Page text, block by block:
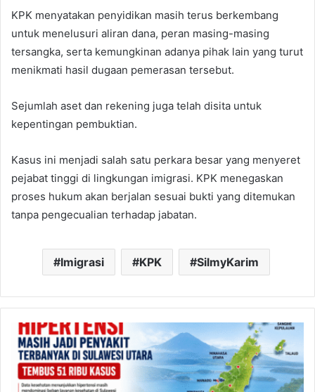
KPK menyatakan penyidikan masih terus berkembang
untuk menelusuri aliran dana, peran masing-masing
tersangka, serta kemungkinan adanya pihak lain yang turut
menikmati hasil dugaan pemerasan tersebut.
Sejumlah aset dan rekening juga telah disita untuk
kepentingan pembuktian.
Kasus ini menjadi salah satu perkara besar yang menyeret
pejabat tinggi di lingkungan imigrasi. KPK menegaskan
proses hukum akan berjalan sesuai bukti yang ditemukan
tanpa pengecualian terhadap jabatan.
Imigrasi KPK SilmyKarim